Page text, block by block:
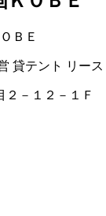
貸テント リース
２－１２－１Ｆ